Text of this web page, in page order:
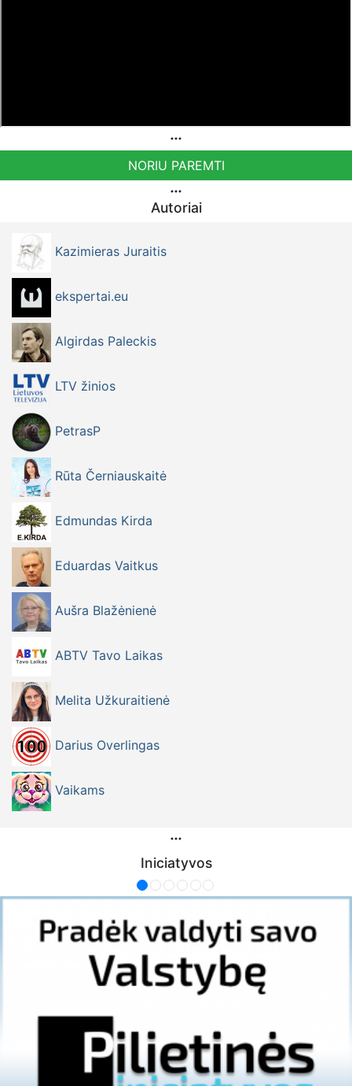
NORIU PAREMTI
Autoriai
Kazimieras Juraitis
ekspertai.eu
Algirdas Paleckis
LTV žinios
PetrasP
Rūta Černiauskaitė
Edmundas Kirda
Eduardas Vaitkus
Aušra Blažėnienė
ABTV Tavo Laikas
Melita Užkuraitienė
Darius Overlingas
Vaikams
Iniciatyvos